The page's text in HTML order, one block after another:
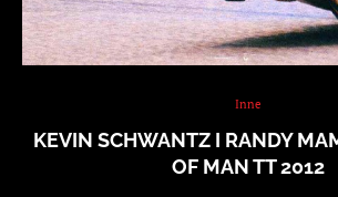
Inne
KEVIN SCHWANTZ I RANDY
OF MAN TT 2012